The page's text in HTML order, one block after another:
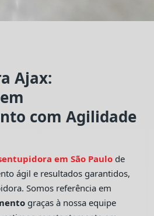
Ajax:
com Agilidade
em São Paulo de
ágil e resultados garantidos,
Somos referência em
graças à nossa equipe